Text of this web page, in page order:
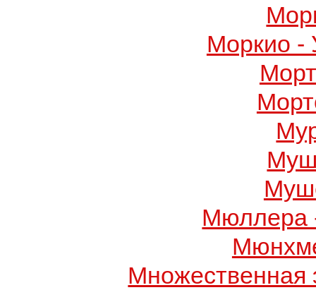
Моркио -
Мюллера
Множественная